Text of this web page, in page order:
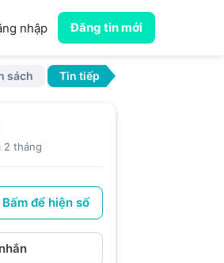
nhập Đăng tin mới
sách Tin tiếp
2 tháng
Bấm để hiện số